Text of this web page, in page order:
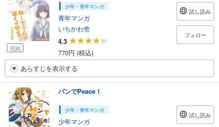
完結
少年・青年マンガ
青年マンガ
いちかわ壱
4.3
770円 (税込)
試し読み
フォロー
あらすじを表示する
パンでPeace！
少年・青年マンガ
少年マンガ
試し読み